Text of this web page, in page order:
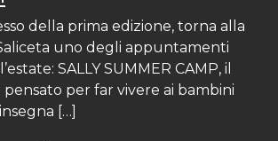
della prima edizione, torna alla
uno degli appuntamenti
SALLY SUMMER CAMP, il
per far vivere ai bambini
[…]